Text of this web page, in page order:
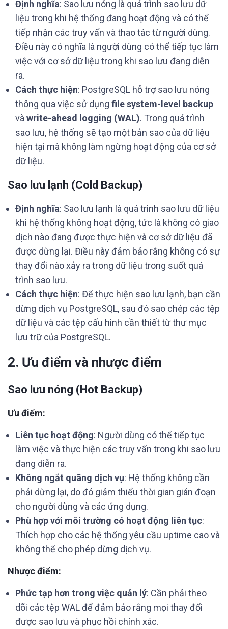
Định nghĩa: Sao lưu nóng là quá trình sao lưu dữ
liệu trong khi hệ thống đang hoạt động và có thể
tiếp nhận các truy vấn và thao tác từ người dùng.
Điều này có nghĩa là người dùng có thể tiếp tục làm
việc với cơ sở dữ liệu trong khi sao lưu đang diễn
ra.
Cách thực hiện: PostgreSQL hỗ trợ sao lưu nóng
thông qua việc sử dụng file system-level backup
và write-ahead logging (WAL). Trong quá trình
sao lưu, hệ thống sẽ tạo một bản sao của dữ liệu
hiện tại mà không làm ngừng hoạt động của cơ sở
dữ liệu.
Sao lưu lạnh (Cold Backup)
Định nghĩa: Sao lưu lạnh là quá trình sao lưu dữ liệu
khi hệ thống không hoạt động, tức là không có giao
dịch nào đang được thực hiện và cơ sở dữ liệu đã
được dừng lại. Điều này đảm bảo rằng không có sự
thay đổi nào xảy ra trong dữ liệu trong suốt quá
trình sao lưu.
Cách thực hiện: Để thực hiện sao lưu lạnh, bạn cần
dừng dịch vụ PostgreSQL, sau đó sao chép các tệp
dữ liệu và các tệp cấu hình cần thiết từ thư mục
lưu trữ của PostgreSQL.
2. Ưu điểm và nhược điểm
Sao lưu nóng (Hot Backup)
Ưu điểm:
Liên tục hoạt động: Người dùng có thể tiếp tục
làm việc và thực hiện các truy vấn trong khi sao lưu
đang diễn ra.
Không ngắt quãng dịch vụ: Hệ thống không cần
phải dừng lại, do đó giảm thiểu thời gian gián đoạn
cho người dùng và các ứng dụng.
Phù hợp với môi trường có hoạt động liên tục:
Thích hợp cho các hệ thống yêu cầu uptime cao và
không thể cho phép dừng dịch vụ.
Nhược điểm:
Phức tạp hơn trong việc quản lý: Cần phải theo
dõi các tệp WAL để đảm bảo rằng mọi thay đổi
được sao lưu và phục hồi chính xác.